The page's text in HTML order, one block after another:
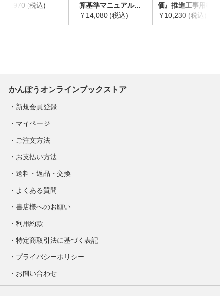
￥2,970 (税込)
算基準マニュアル
令和8年度版
※2026年8月下旬発
￥14,080 (税込)
価』推進工事用機械
器具等基礎価格表
2026年度版
￥10,230 (税込)
かんぽうオンラインブックストア
新規会員登録
マイページ
ご注文方法
お支払い方法
送料・返品・交換
よくある質問
書店様へのお願い
利用約款
特定商取引法に基づく表記
プライバシーポリシー
お問い合わせ